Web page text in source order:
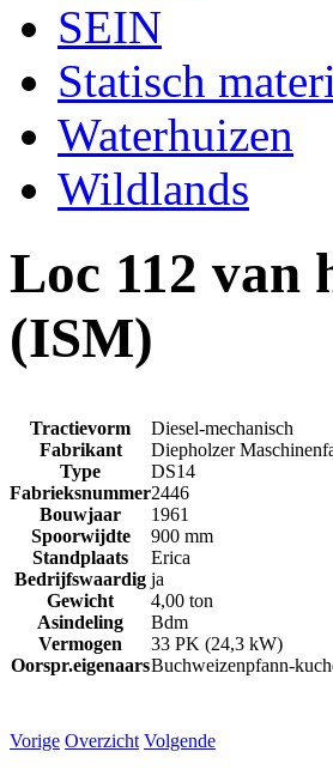
SEIN
Statisch
Waterhuizen
Wildlands
Loc 112 van
(ISM)
Tractievorm
Diesel-mechanisch
Fabrikant
Diepholzer
Type
DS14
Fabrieksnummer2446
Bouwjaar
1961
Spoorwijdte
900 mm
Standplaats
Erica
Bedrijfswaardig ja
Gewicht
4,00 ton
Asindeling
Bdm
Vermogen
33 PK (24,3 kW)
Oorspr.eigenaarsBuchweizenpfann-
Vorige Overzicht Volgende